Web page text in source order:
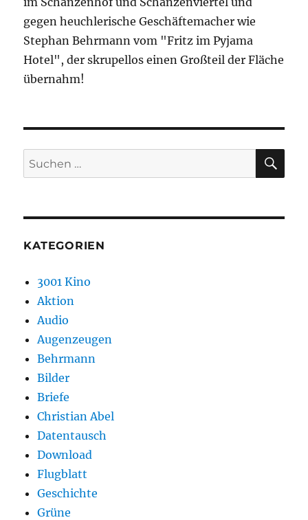
gegen heuchlerische Geschäftemacher wie
Stephan Behrmann vom "Fritz im Pyjama
Hotel", der skrupellos einen Großteil der Fläche
übernahm!
Suchen
nach:
KATEGORIEN
3001 Kino
Aktion
Audio
Augenzeugen
Behrmann
Bilder
Briefe
Christian Abel
Datentausch
Download
Flugblatt
Geschichte
Grüne